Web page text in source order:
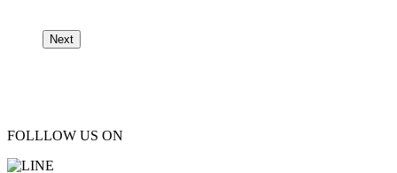
Next
FOLLLOW US ON